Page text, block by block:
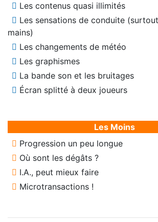
Les contenus quasi illimités
Les sensations de conduite
mains)
Les changements de météo
Les graphismes
La bande son et les bruitages
Écran splitté à deux joueurs
Les Moins
Progression un peu longue
Où sont les dégâts ?
I.A., peut mieux faire
Microtransactions !